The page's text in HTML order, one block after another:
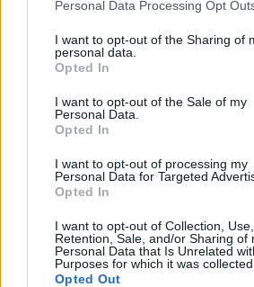
not limited to your visit or usage
grant or deny consent to Google and
use your data for below specified
consent section.
Personal Data Processing Opt
I want to opt-out of the Sharing of
personal data.
Opted In
I want to opt-out of the Sale of my
Personal Data.
Opted In
I want to opt-out of processing my
Personal Data for Targeted
Opted In
I want to opt-out of Collection, Use,
Retention, Sale, and/or Sharing of
Personal Data that Is Unrelated
Purposes for which it was collected.
Opted Out